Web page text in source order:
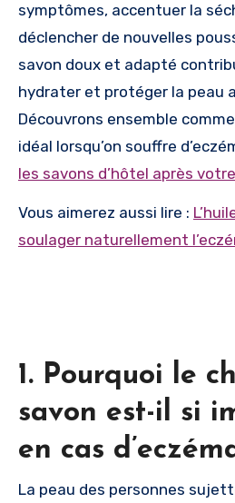
symptômes, accentuer la
déclencher de nouvelles
savon doux et adapté
hydrater et protéger la peau
Découvrons ensemble
idéal lorsqu’on souffre
les savons d’hôtel après
Vous aimerez aussi lire :
soulager naturellement
1. Pourquoi le
savon est-il si
en cas
La peau des personnes